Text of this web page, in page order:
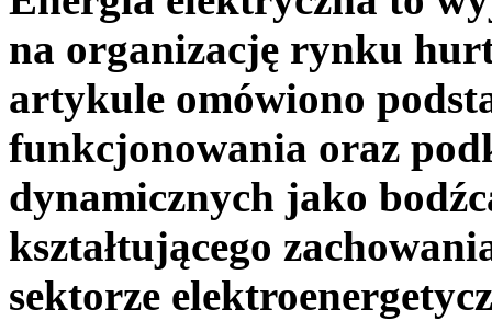
na organizację rynku
artykule omówiono
funkcjonowania oraz
dynamicznych jako
kształtującego
sektorze